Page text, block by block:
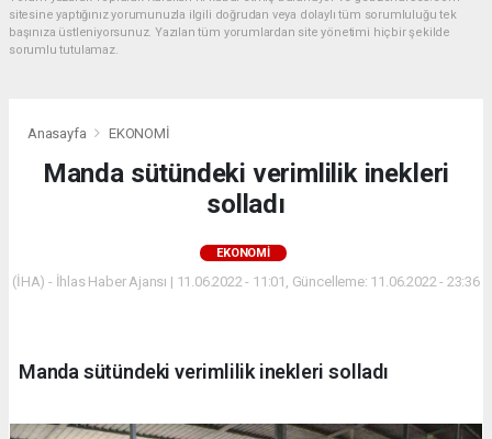
sitesine yaptığınız yorumunuzla ilgili doğrudan veya dolaylı tüm sorumluluğu tek
başınıza üstleniyorsunuz. Yazılan tüm yorumlardan site yönetimi hiçbir şekilde
sorumlu tutulamaz.
Anasayfa EKONOMİ
Manda sütündeki verimlilik inekleri
solladı
EKONOMİ
(İHA) - İhlas Haber Ajansı | 11.06.2022 - 11:01, Güncelleme: 11.06.2022 - 23:36
Manda sütündeki verimlilik inekleri solladı